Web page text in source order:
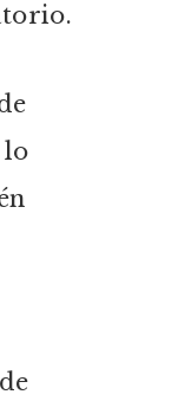
lo